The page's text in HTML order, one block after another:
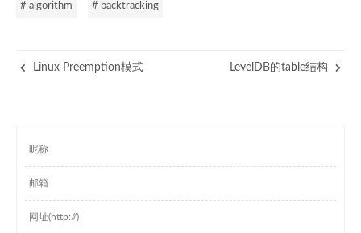
# algorithm # backtracking
Linux Preemption模式 LevelDB的table结构